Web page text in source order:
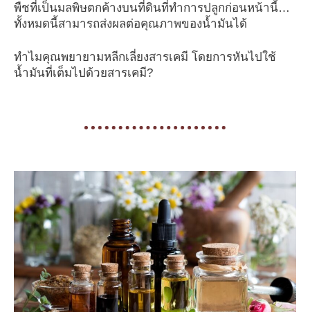
พืชที่เป็นมลพิษตกค้างบนที่ดินที่ทำการปลูกก่อนหน้านี้…
ทั้งหมดนี้สามารถส่งผลต่อคุณภาพของน้ำมันได้
ทำไมคุณพยายามหลีกเลี่ยงสารเคมี โดยการหันไปใช้
น้ำมันที่เต็มไปด้วยสารเคมี?